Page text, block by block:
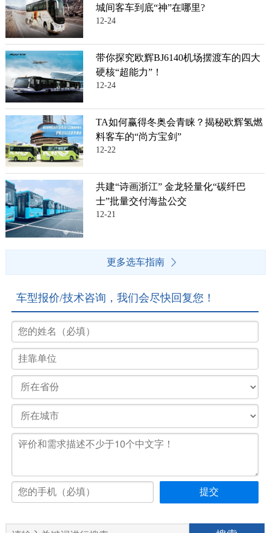
城间客车到底“神”在哪里?
12-24
带你探究欧辉BJ6140机场摆渡车的四大
硬核“超能力”！
12-24
TA如何赢得冬奥会青睐？揭秘欧辉氢燃
料客车的“尚方宝剑”
12-22
共建“诗画浙江” 金龙轻量化“碳纤巴
士”批量交付海盐公交
12-21
更多选车指南
车型报价/技术咨询，我们会尽快回复您！